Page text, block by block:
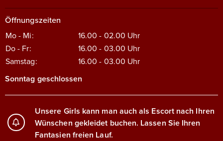
Öffnungszeiten
Mo - Mi:
16.00 - 02.00 Uhr
Do - Fr:
16.00 - 03.00 Uhr
Samstag:
16.00 - 03.00 Uhr
Sonntag geschlossen
Unsere Girls kann man auch als Escort nach Ihren
Wünschen gekleidet buchen. Lassen Sie Ihren
Fantasien freien Lauf.